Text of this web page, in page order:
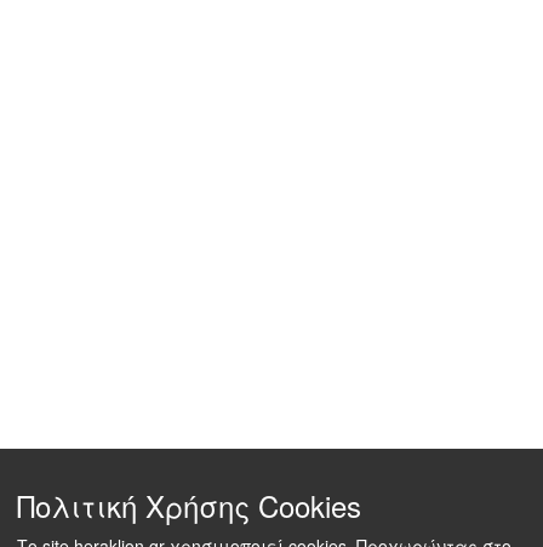
Πολιτική Χρήσης Cookies